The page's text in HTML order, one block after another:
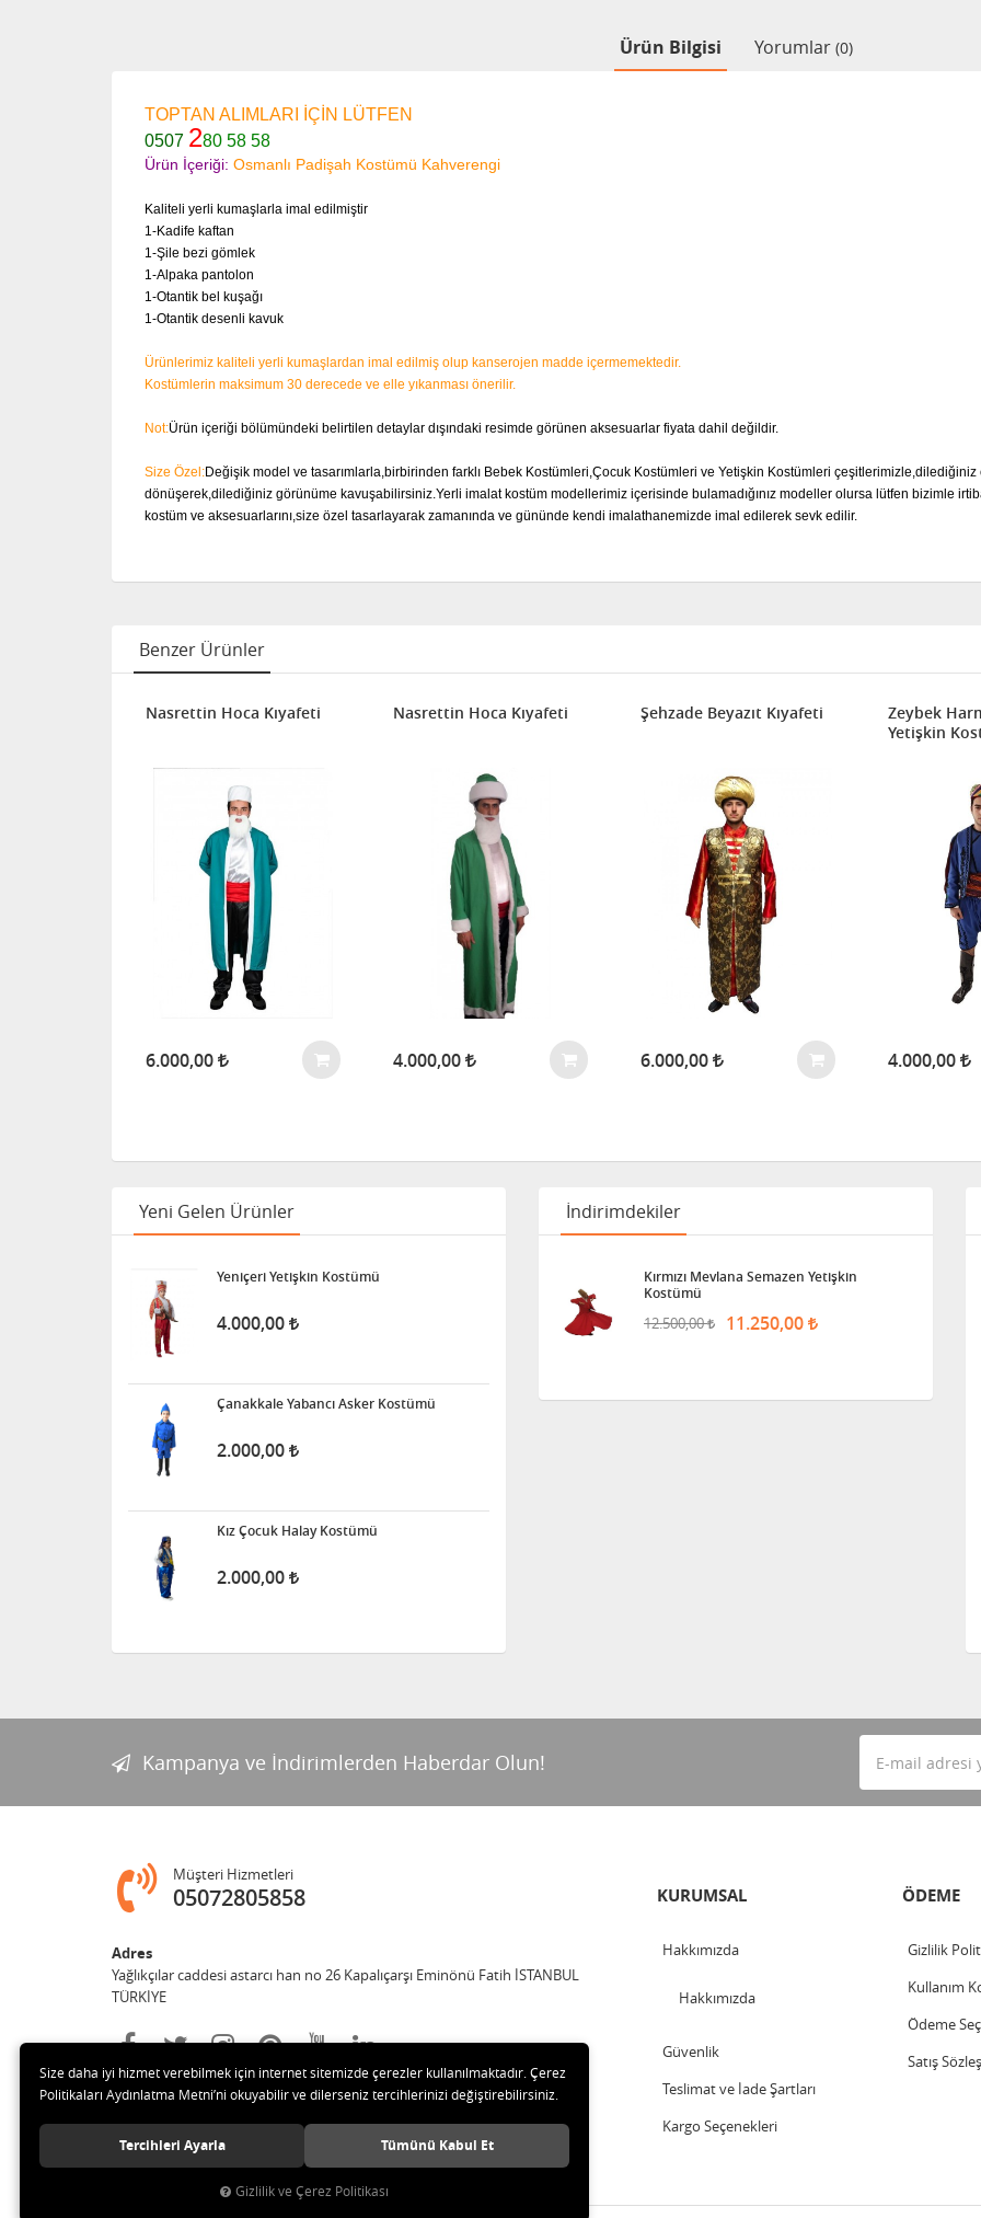
Ürün Bilgisi Yorumlar (0)
TOPTAN ALIMLARI İÇİN LÜTFEN
0507 280 58 58
Ürün İçeriği: Osmanlı Padişah Kostümü Kahverengi
Kaliteli yerli kumaşlarla imal edilmiştir
1-Kadife kaftan
1-Şile bezi gömlek
1-Alpaka pantolon
1-Otantik bel kuşağı
1-Otantik desenli kavuk
Ürünlerimiz kaliteli yerli kumaşlardan imal edilmiş olup kanserojen madde içermemektedir.
Kostümlerin maksimum 30 derecede ve elle yıkanması önerilir.
Not:Ürün içeriği bölümündeki belirtilen detaylar dışındaki resimde görünen aksesuarlar fiyata dahil değildir.
Size Özel:Değişik model ve tasarımlarla,birbirinden farklı Bebek Kostümleri,Çocuk Kostümleri ve Yetişkin Kostümleri çeşitlerimizle,dilediğiniz
dönüşerek,dilediğiniz görünüme kavuşabilirsiniz.Yerli imalat kostüm modellerimiz içerisinde bulamadığınız modeller olursa lütfen bizimle
kostüm ve aksesuarlarını,size özel tasarlayarak zamanında ve gününde kendi imalathanemizde imal edilerek sevk edilir.
Benzer Ürünler
Nasrettin Hoca Kıyafeti
6.000,00
Nasrettin Hoca Kıyafeti
4.000,00
Şehzade Beyazıt Kıyafeti
6.000,00
Zeybek
Yetişkin
4.000,00
Yeni Gelen Ürünler
Yeniçeri Yetişkin Kostümü
4.000,00
Çanakkale Yabancı Asker Kostümü
2.000,00
Kız Çocuk Halay Kostümü
2.000,00
İndirimdekiler
Kırmızı Mevlana Semazen Yetişkin
Kostümü
12.500,00 11.250,00
Kampanya ve İndirimlerden Haberdar Olun!
Müşteri Hizmetleri
05072805858
Adres
Yağlıkçılar caddesi astarcı han no 26 Kapalıçarşı Eminönü Fatih İSTANBUL
TÜRKİYE
KURUMSAL
Hakkımızda
Hakkımızda
Güvenlik
Teslimat ve İade Şartları
Kargo Seçenekleri
ÖDEME
Gizlilik
Kullanım
Ödeme
Satış
Size daha iyi hizmet verebilmek için internet sitemizde çerezler kullanılmaktadır. Çerez
Politikaları Aydınlatma Metni’ni okuyabilir ve dilerseniz tercihlerinizi değiştirebilirsiniz.
Tercihleri Ayarla Tümünü Kabul Et
Gizlilik ve Çerez Politikası